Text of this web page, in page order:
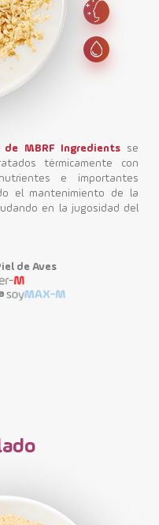
de MBRF Ingredientsse
térmicamente con
e importantes
el mantenimiento de la
en la jugosidad del
de Aves